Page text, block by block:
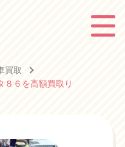
買取
８６を高額買取り